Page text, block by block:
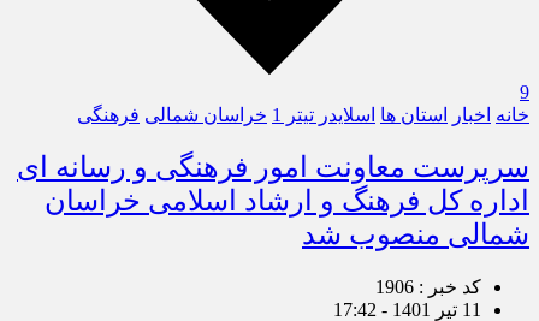
9
خانه اخبار استان ها اسلایدر تیتر 1 خراسان شمالی فرهنگی
سرپرست معاونت امور فرهنگی و رسانه ای
اداره کل فرهنگ و ارشاد اسلامی خراسان
شمالی منصوب شد
کد خبر : 1906
11 تیر 1401 - 17:42